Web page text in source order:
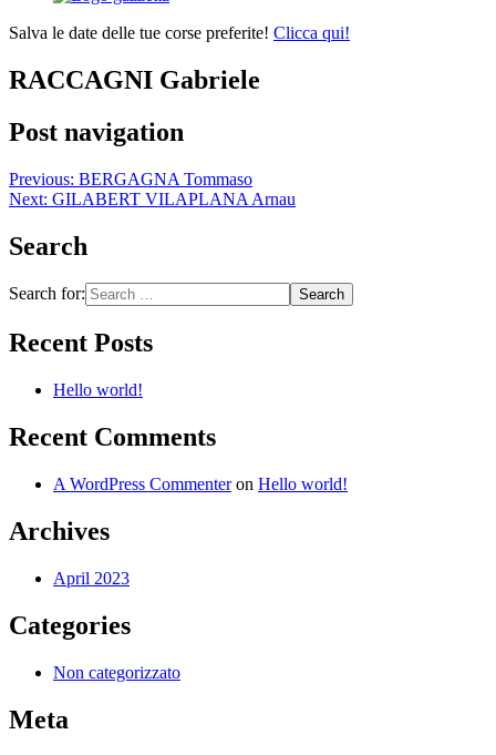
Salva le date delle tue corse preferite! Clicca qui!
RACCAGNI Gabriele
Post navigation
Previous: BERGAGNA Tommaso
Next: GILABERT VILAPLANA Arnau
Search
Search for:
Recent Posts
Hello world!
Recent Comments
A WordPress Commenteron Hello world!
Archives
April 2023
Categories
Non categorizzato
Meta